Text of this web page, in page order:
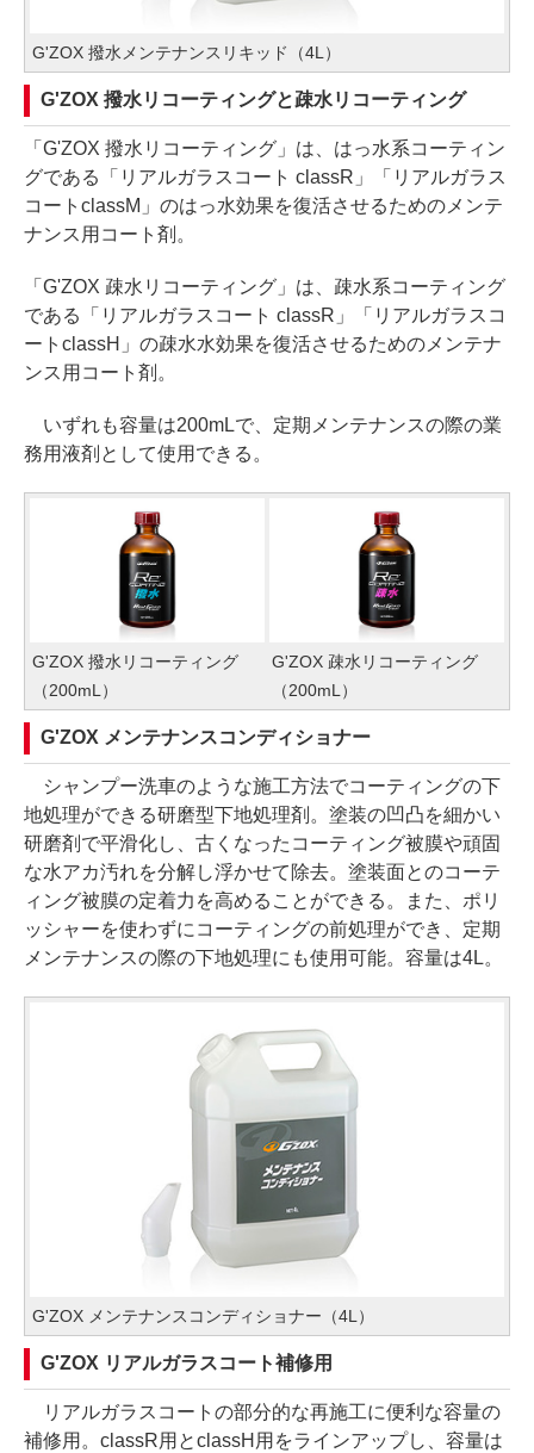
G'ZOX 撥水メンテナンスリキッド（4L）
G'ZOX 撥水リコーティングと疎水リコーティング
「G'ZOX 撥水リコーティング」は、はっ水系コーティン
グである「リアルガラスコート classR」「リアルガラス
コートclassM」のはっ水効果を復活させるためのメンテ
ナンス用コート剤。
「G'ZOX 疎水リコーティング」は、疎水系コーティング
である「リアルガラスコート classR」「リアルガラスコ
ートclassH」の疎水水効果を復活させるためのメンテナ
ンス用コート剤。
いずれも容量は200mLで、定期メンテナンスの際の業
務用液剤として使用できる。
G'ZOX 撥水リコーティング
（200mL）
G'ZOX 疎水リコーティング
（200mL）
G'ZOX メンテナンスコンディショナー
シャンプー洗車のような施工方法でコーティングの下
地処理ができる研磨型下地処理剤。塗装の凹凸を細かい
研磨剤で平滑化し、古くなったコーティング被膜や頑固
な水アカ汚れを分解し浮かせて除去。塗装面とのコーテ
ィング被膜の定着力を高めることができる。また、ポリ
ッシャーを使わずにコーティングの前処理ができ、定期
メンテナンスの際の下地処理にも使用可能。容量は4L。
G'ZOX メンテナンスコンディショナー（4L）
G'ZOX リアルガラスコート補修用
リアルガラスコートの部分的な再施工に便利な容量の
補修用。classR用とclassH用をラインアップし、容量は